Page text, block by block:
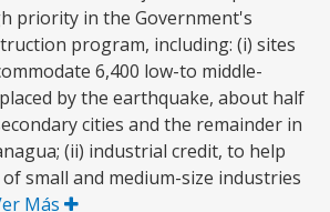
priority in the Government's
program, including: (i) sites
6,400 low-to middle-
by the earthquake, about half
cities and the remainder in
(ii) industrial credit, to help
small and medium-size industries
Más